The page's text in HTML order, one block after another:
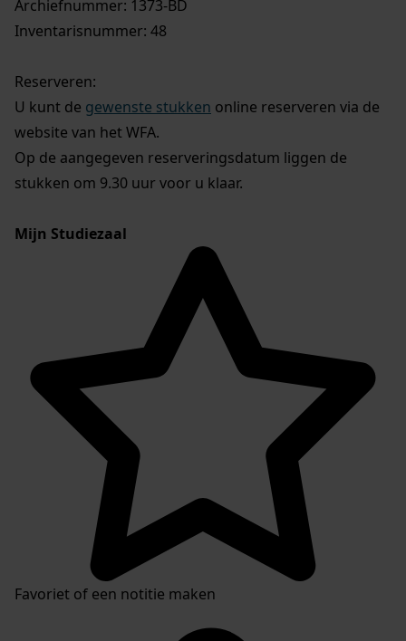
Archiefnummer: 1373-BD
Inventarisnummer: 48
Reserveren:
U kunt de gewenste stukken online reserveren via de
website van het WFA.
Op de aangegeven reserveringsdatum liggen de
stukken om 9.30 uur voor u klaar.
Mijn Studiezaal
Favoriet of een notitie maken